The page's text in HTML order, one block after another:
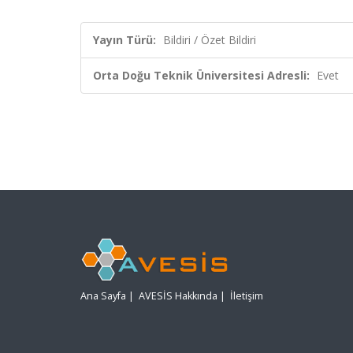
Yayın Türü: Bildiri / Özet Bildiri
Orta Doğu Teknik Üniversitesi Adresli: Evet
Ana Sayfa | AVESİS Hakkında | İletişim